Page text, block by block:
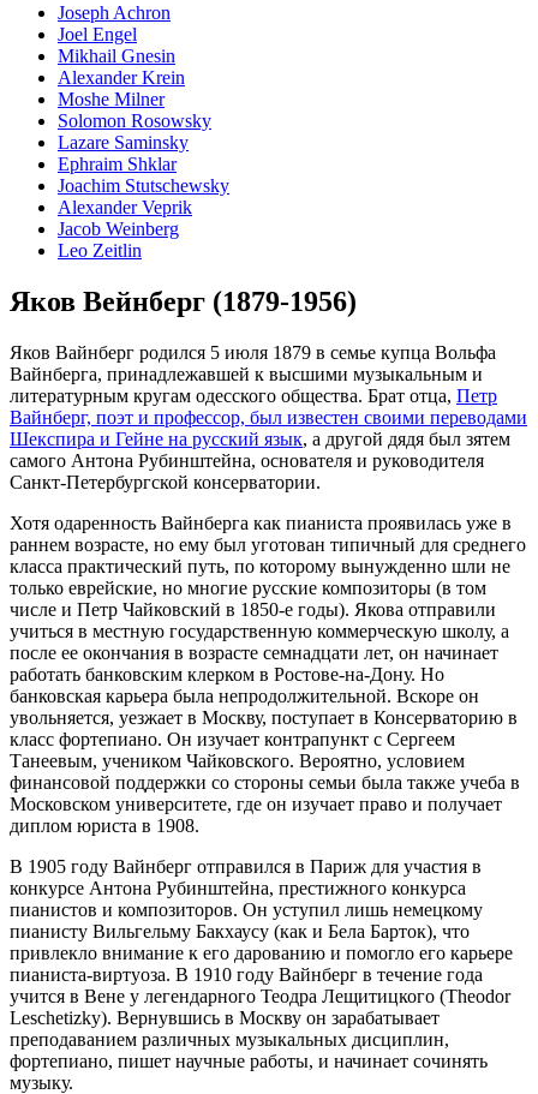
Joseph Achron
Joel Engel
Mikhail Gnesin
Alexander Krein
Moshe Milner
Solomon Rosowsky
Lazare Saminsky
Ephraim Shklar
Joachim Stutschewsky
Alexander Veprik
Jacob Weinberg
Leo Zeitlin
Яков Вейнберг (1879-1956)
Яков Вайнберг родился 5 июля 1879 в семье купца Вольфа
Вайнберга, принадлежавшей к высшими музыкальным и
литературным кругам одесского общества. Брат отца, Петр
Вайнберг, поэт и профессор, был известен своими переводами
Шекспира и Гейне на русский язык, а другой дядя был зятем
самого Антона Рубинштейна, основателя и руководителя
Санкт-Петербургской консерватории.
Хотя одаренность Вайнберга как пианиста проявилась уже в
раннем возрасте, но ему был уготован типичный для среднего
класса практический путь, по которому вынужденно шли не
только еврейские, но многие русские композиторы (в том
числе и Петр Чайковский в 1850-е годы). Якова отправили
учиться в местную государственную коммерческую школу, а
после ее окончания в возрасте семнадцати лет, он начинает
работать банковским клерком в Ростове-на-Дону. Но
банковская карьера была непродолжительной. Вскоре он
увольняется, уезжает в Москву, поступает в Консерваторию в
класс фортепиано. Он изучает контрапункт с Сергеем
Танеевым, учеником Чайковского. Вероятно, условием
финансовой поддержки со стороны семьи была также учеба в
Московском университете, где он изучает право и получает
диплом юриста в 1908.
В 1905 году Вайнберг отправился в Париж для участия в
конкурсе Антона Рубинштейна, престижного конкурса
пианистов и композиторов. Он уступил лишь немецкому
пианисту Вильгельму Бакхаусу (как и Бела Барток), что
привлекло внимание к его дарованию и помогло его карьере
пианиста-виртуоза. В 1910 году Вайнберг в течение года
учится в Вене у легендарного Теодра Лещитицкого (Theodor
Leschetizky). Вернувшись в Москву он зарабатывает
преподаванием различных музыкальных дисциплин,
фортепиано, пишет научные работы, и начинает сочинять
музыку.